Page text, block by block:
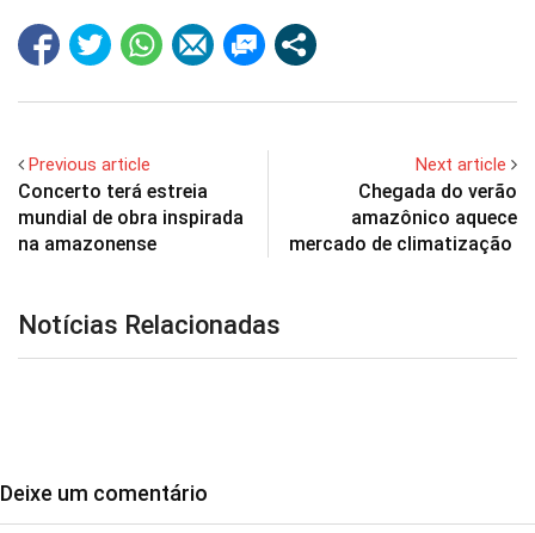
Previous article
Concerto terá estreia
mundial de obra inspirada
na amazonense
Next article
Chegada do verão
amazônico aquece
mercado de climatização
Notícias Relacionadas
Deixe um comentário